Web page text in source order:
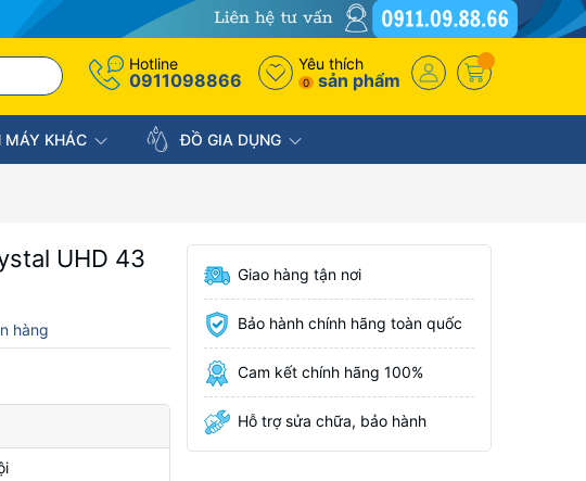
Hotline
0911098866
Yêu thích
0 sản phẩm
KHÁC ĐỒ GIA DỤNG
UHD 43
hàng
Giao hàng tận nơi
Bảo hành chính hãng toàn quốc
Cam kết chính hãng 100%
Hỗ trợ sửa chữa, bảo hành